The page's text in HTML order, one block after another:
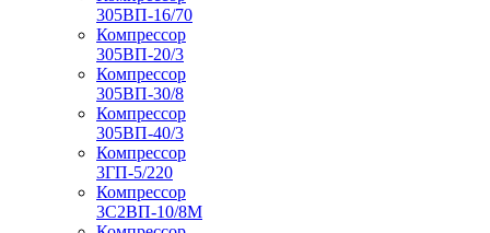
305ВП-16/70
Компрессор
305ВП-20/3
Компрессор
305ВП-30/8
Компрессор
305ВП-40/3
Компрессор
3ГП-5/220
Компрессор
3С2ВП-10/8М